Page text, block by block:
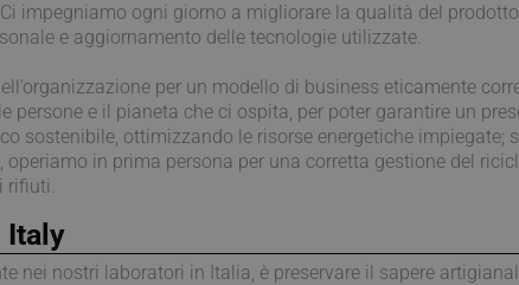
impegniamo ogni giorno a migliorare la qualità del prodotto
e aggiornamento delle tecnologie utilizzate.
per un modello di business eticamente
e il pianeta che ci ospita, per poter garantire un
sostenibile, ottimizzando le risorse energetiche impiegate;
in prima persona per una corretta gestione del
rifiuti.
Italy
nei nostri laboratori in Italia, è preservare il sapere